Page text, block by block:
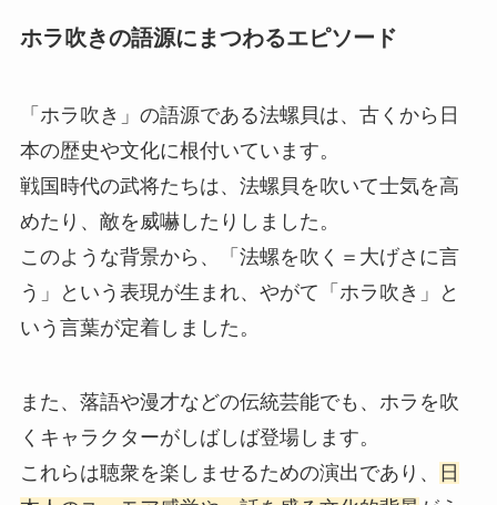
ホラ吹きの語源にまつわるエピソード
「ホラ吹き」の語源である法螺貝は、古くから日
本の歴史や文化に根付いています。
戦国時代の武将たちは、法螺貝を吹いて士気を高
めたり、敵を威嚇したりしました。
このような背景から、「法螺を吹く＝大げさに言
う」という表現が生まれ、やがて「ホラ吹き」と
いう言葉が定着しました。
また、落語や漫才などの伝統芸能でも、ホラを吹
くキャラクターがしばしば登場します。
これらは聴衆を楽しませるための演出であり、
日